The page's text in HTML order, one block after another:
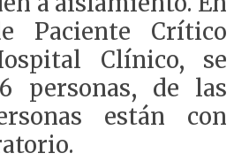
Paciente Crítico
Clínico, se
personas, de las
están con